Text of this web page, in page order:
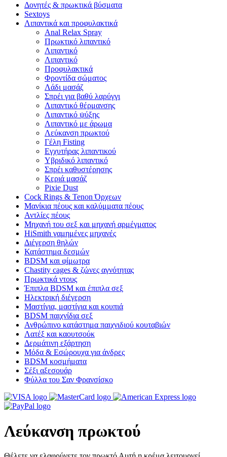
Δονητές & πρωκτικά βύσματα
Sextoys
Λιπαντικά και προφυλακτικά
Anal Relax Spray
Πρωκτικό λιπαντικό
Λιπαντικό
Λιπαντικό
Προφυλακτικά
Φροντίδα σώματος
Λάδι μασάζ
Σπρέι για βαθύ λαρύγγι
Λιπαντικό θέρμανσης
Λιπαντικό ψύξης
Λιπαντικό με άρωμα
Λεύκανση πρωκτού
Γέλη Fisting
Εγχυτήρας λιπαντικού
Υβριδικό λιπαντικό
Σπρέι καθυστέρησης
Κεριά μασάζ
Pixie Dust
Cock Rings & Tenon Όρχεων
Μανίκια πέους και καλύμματα πέους
Αντλίες πέους
Μηχανή του σεξ και μηχανή αρμέγματος
HiSmith γαμημένες μηχανές
Διέγερση θηλών
Κατάστημα δεσμών
BDSM και φίμωτρα
Chastity cages & ζώνες αγνότητας
Πρωκτικά ντους
Έπιπλα BDSM και έπιπλα σεξ
Ηλεκτρική διέγερση
Μαστίγια, μαστίγια και κουπιά
BDSM παιχνίδια σεξ
Ανθρώπινο κατάστημα παιχνιδιού κουταβιών
Λατέξ και καουτσούκ
Δερμάτινη εξάρτηση
Μόδα & Εσώρουχα για άνδρες
BDSM κοσμήματα
Σέξι αξεσουάρ
Φύλλα του Σαν Φρανσίσκο
Λεύκανση πρωκτού